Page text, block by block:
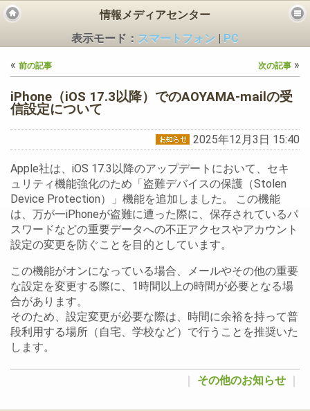
情報メディアセンター
表示モード： スマートフォン
PC
« 前の記事 次の記事 »
iPhone（iOS 17.3以降）でのAOYAMA-mailの受
信設定について
2025年12月3日 15:40
Apple社は、iOS 17.3以降のアップデートにおいて、セキ
ュリティ機能強化のため「盗難デバイスの保護（Stolen
Device Protection）」機能を追加しました。 この機能
は、万が一iPhoneが盗難に遭った際に、保存されているパ
スワードなどの重要データへの不正アクセスやアカウント
設定の変更を防ぐことを目的としています。
この機能がオンになっている場合、メールやその他の重要
な設定を変更する際に、1時間以上の時間が必要となる場
合があります。
そのため、設定変更が必要な際は、時間に余裕を持って普
段利用する場所（自宅、学校など）で行うことを推奨いた
します。
その他のお知らせ